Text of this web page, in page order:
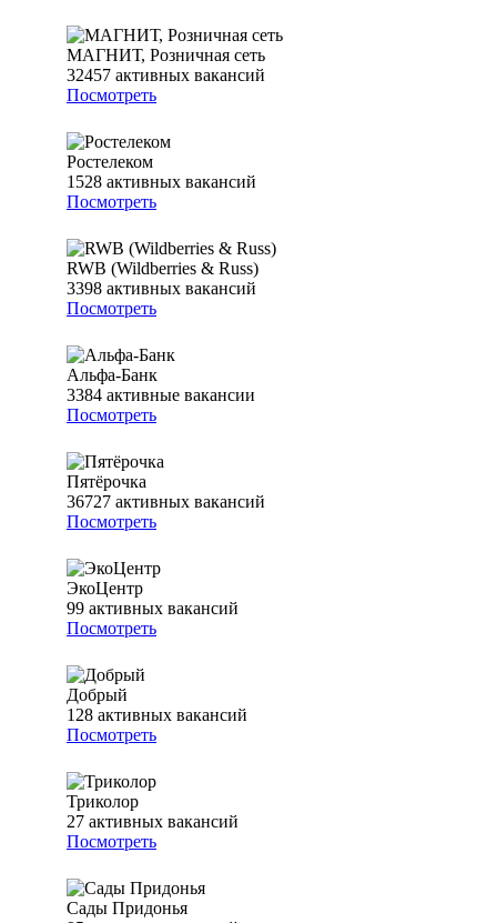
МАГНИТ, Розничная сеть
32457 активных вакансий
Посмотреть
Ростелеком
1528 активных вакансий
Посмотреть
RWB (Wildberries & Russ)
3398 активных вакансий
Посмотреть
Альфа-Банк
3384 активные вакансии
Посмотреть
Пятёрочка
36727 активных вакансий
Посмотреть
ЭкоЦентр
99 активных вакансий
Посмотреть
Добрый
128 активных вакансий
Посмотреть
Триколор
27 активных вакансий
Посмотреть
Сады Придонья